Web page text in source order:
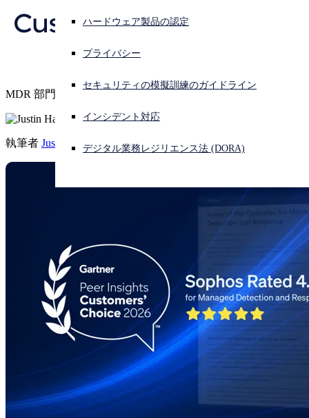
サイバー攻撃を受けている場合、連絡先はこちら
日本語 Open language switcher
ハードウェア製品の認定
プライバシー
セキュリティの模擬訓練のガイドライン
インシデント対応
デジタル業務レジリエンス法 (DORA)
Customers’ Choice を
獲得。
MDR 部門の Customers’ Choice の獲得が 3 年連続に
執筆者 Justin Han